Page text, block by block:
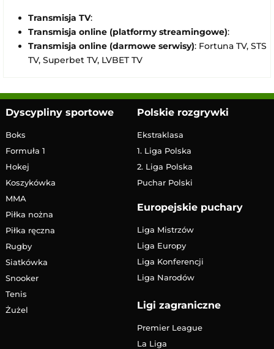
Transmisja TV:
Transmisja online (platformy streamingowe):
Transmisja online (darmowe serwisy): Fortuna TV, STS
TV, Superbet TV, LVBET TV
Dyscypliny sportowe
Boks
Formuła 1
Hokej
Koszykówka
MMA
Piłka nożna
Piłka ręczna
Rugby
Siatkówka
Snooker
Tenis
Żużel
Polskie rozgrywki
Ekstraklasa
1. Liga Polska
2. Liga Polska
Puchar Polski
Europejskie puchary
Liga Mistrzów
Liga Europy
Liga Konferencji
Liga Narodów
Ligi zagraniczne
Premier League
La Liga